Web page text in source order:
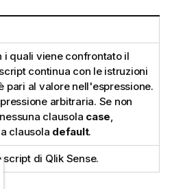
i quali viene confrontato il
continua con le istruzioni
pari al valore nell'espressione.
arbitraria. Se non
clausola case
clausola default.
script di Qlik Sense.